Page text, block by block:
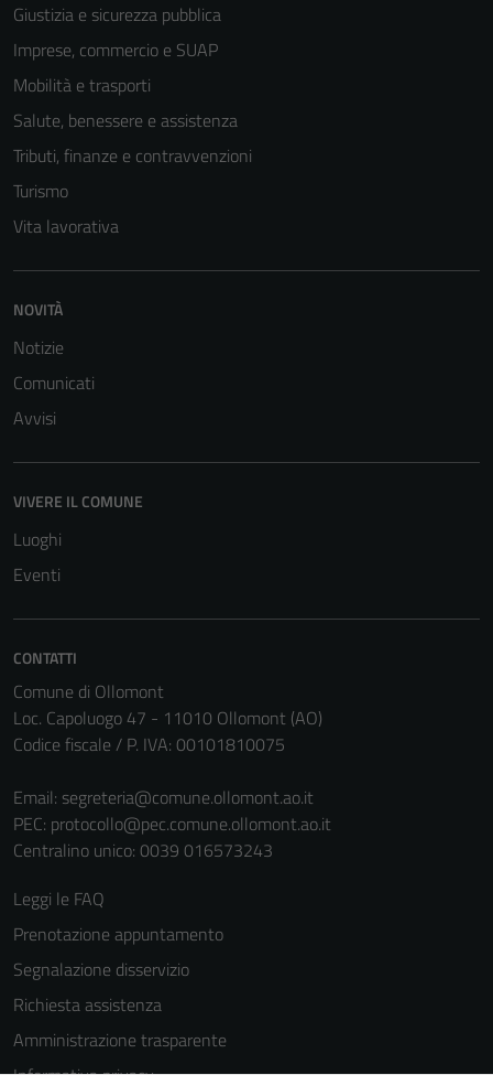
Giustizia e sicurezza pubblica
Imprese, commercio e SUAP
Mobilità e trasporti
Salute, benessere e assistenza
Tributi, finanze e contravvenzioni
Turismo
Vita lavorativa
NOVITÀ
Notizie
Comunicati
Avvisi
VIVERE IL COMUNE
Luoghi
Eventi
CONTATTI
Comune di Ollomont
Loc. Capoluogo 47 - 11010 Ollomont (AO)
Codice fiscale / P. IVA: 00101810075
Email: segreteria@comune.ollomont.ao.it
PEC: protocollo@pec.comune.ollomont.ao.it
Centralino unico: 0039 016573243
Leggi le FAQ
Prenotazione appuntamento
Segnalazione disservizio
Richiesta assistenza
Amministrazione trasparente